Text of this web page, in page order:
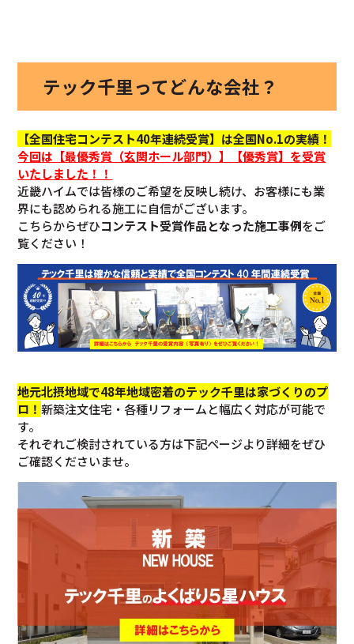
テック千里ってどんな会社？
【全国住宅コンテスト40年連続受賞】は全国No.1の実績！
今回は【最優秀賞（玄関ホール部門）】【優秀賞】を受賞
いたしました！！
近畿ハイムでは皆様のご希望を反映し続け、お客様にも業
界にも認められる施工に自信がございます。
こちらからぜひコンテスト受賞作品となった施工事例をご
覧ください！
地元北摂地域で48年地域密着のテック千里は家づくりのプ
ロ！新築注文住宅・各種リフォームと幅広く対応が可能で
す。
それぞれご検討されている方は下記ページより詳細をぜひ
ご確認くださいませ。